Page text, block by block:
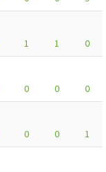
1 1
0
0 0
0
0 0
1